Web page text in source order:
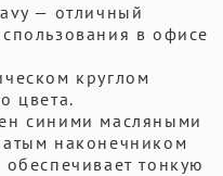
— отличный
в офисе
круглом
цвета.
синими масляными
наконечником
тонкую